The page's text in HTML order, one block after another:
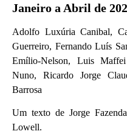
Janeiro a Abril de
Adolfo Luxúria Canibal,
Guerreiro, Fernando Luís
Emílio-Nelson, Luis
Nuno, Ricardo Jorge
Barrosa
Um texto de Jorge
Lowell.